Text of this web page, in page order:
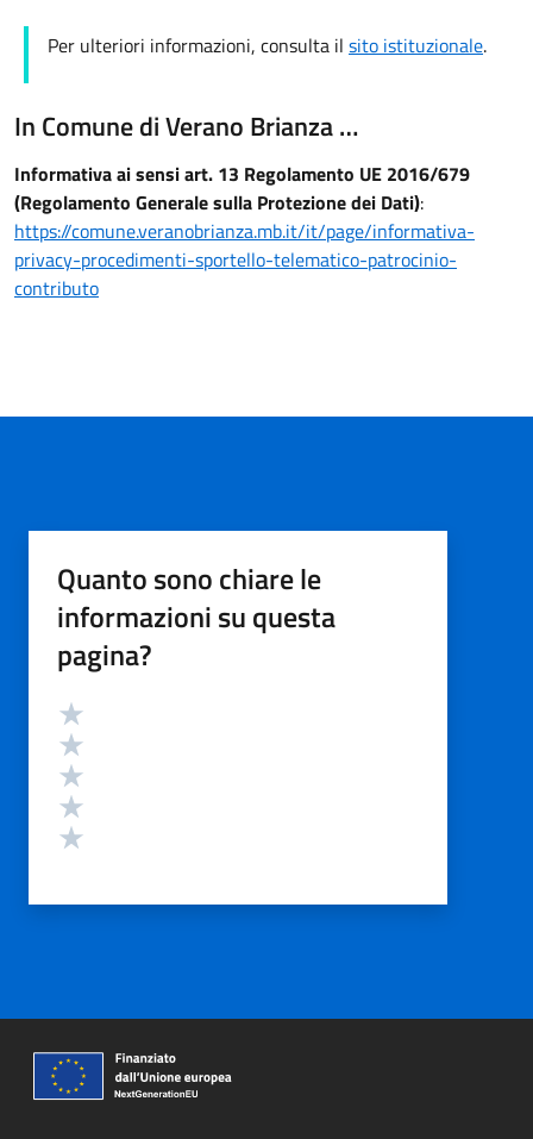
Per ulteriori informazioni, consulta il sito istituzionale.
In Comune di Verano Brianza …
Informativa ai sensi art. 13 Regolamento UE 2016/679
(Regolamento Generale sulla Protezione dei Dati):
https://comune.veranobrianza.mb.it/it/page/informativa-
privacy-procedimenti-sportello-telematico-patrocinio-
contributo
Quanto sono chiare le
informazioni su questa
pagina?
Valutazione